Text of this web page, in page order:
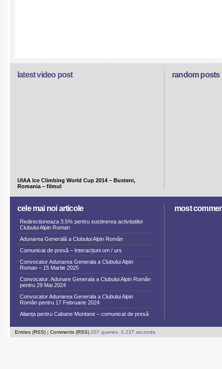
random posts
latest video post
UIAA Ice Climbing World Cup 2014 – Busteni,
Romania – filmul
cele mai noi articole
Redirectioneaza 3.5% pentru sustinerea activitatilor
Clubului Alpin Roman
Adunarea Generală a Clubului Alpin Român
Comunicat de presă – Interacțiuni om / urs
Convocator Adunarea Generala a Clubului Alpin
Roman – 15 Martie 2025
Convocator: Adunare Generala a Clubului Alpin Român
pentru 29 Mai 2024
Convocator Adunarea Generala a Clubului Alpin
Român pentru 17 Februarie 2024
Alianța pentru Cabane Montane – comunicat de presă
most
Entries (RSS) | Comments (RSS) 207 queries. 0.237 seconds.